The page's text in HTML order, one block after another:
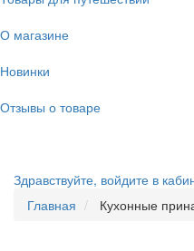
О магазине
Новинки
Отзывы о товаре
Здравствуйте, войдите в
Главная
Кухонные